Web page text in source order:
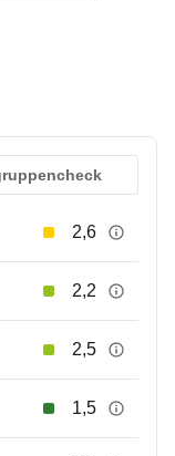
2,6
2,2
2,5
1,5